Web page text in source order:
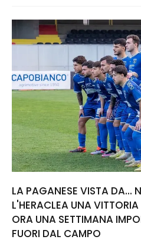
LA PAGANESE VISTA DA...
L'HERACLEA UNA
ORA UNA SETTIMANA
FUORI DAL CAMPO